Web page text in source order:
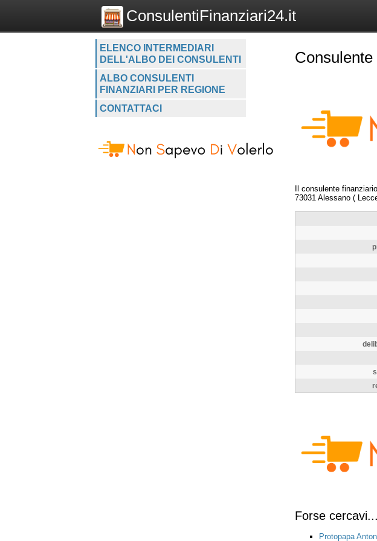
ConsulentiFinanziari24.it
ELENCO INTERMEDIARI
DELL'ALBO DEI CONSULENTI
ALBO CONSULENTI
FINANZIARI PER REGIONE
CONTATTACI
Il consulente finanziario
73031 Alessano (
Forse cercavi...
Protopapa